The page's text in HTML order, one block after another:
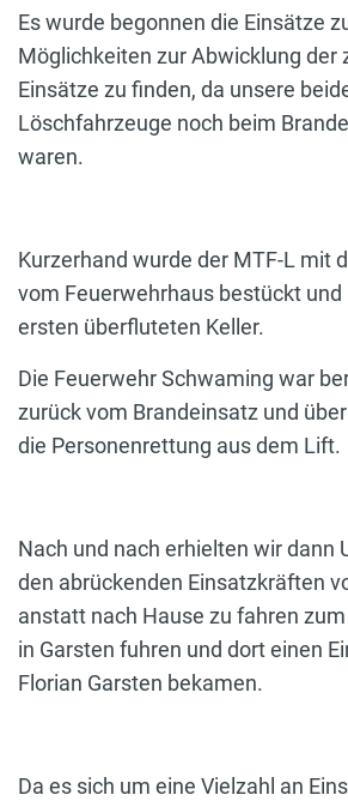
Es wurde begonnen die Einsätze
Möglichkeiten zur Abwicklung der
Einsätze zu finden, da unsere
Löschfahrzeuge noch beim
waren.
Kurzerhand wurde der MTF-L mit
vom Feuerwehrhaus bestückt und
ersten überfluteten Keller.
Die Feuerwehr Schwaming war
zurück vom Brandeinsatz und
die Personenrettung aus dem Lift.
Nach und nach erhielten wir dann
den abrückenden Einsatzkräften
anstatt nach Hause zu fahren
in Garsten fuhren und dort einen
Florian Garsten bekamen.
Da es sich um eine Vielzahl an